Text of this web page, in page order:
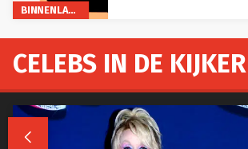
BINNENLAND
CELEBS IN DE KIJKER
